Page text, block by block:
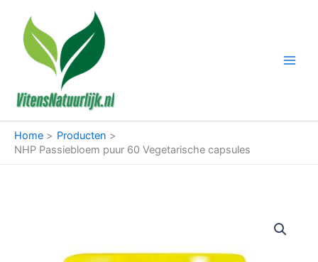
inhoud
Home
Producten
NHP Passiebloem puur 60 Vegetarische capsules